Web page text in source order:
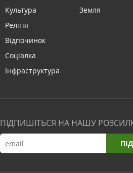
Культура
Релігія
Відпочинок
Соціалка
Інфраструктура
Земля
ПІДПИШІТЬСЯ НА НАШУ